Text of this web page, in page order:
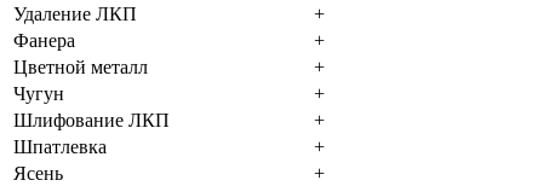
Удаление ЛКП
+
Фанера
+
Цветной металл
+
Чугун
+
Шлифование ЛКП
+
Шпатлевка
+
Ясень
+